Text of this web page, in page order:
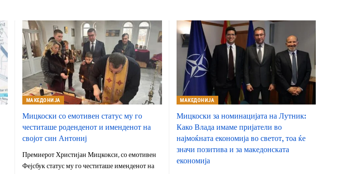
МАКЕДОНИЈА
Мицкоски со емотивен статус му го
честиташе роденденот и именденот на
својот син Антониј
Премиерот Христијан Мицкокси, со емотивен
Фејсбук статус му го честиташе именденот на
МАКЕДОНИЈА
Мицкоски за номинацијата на Лутник:
Како Влада имаме пријатели во
најмоќната економија во светот, тоа ќе
значи позитива и за македонската
економија